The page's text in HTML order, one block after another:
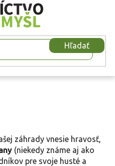
Hľadať
záhrady vnesie hravosť,
(niekedy známe aj ako
pre svoje husté a